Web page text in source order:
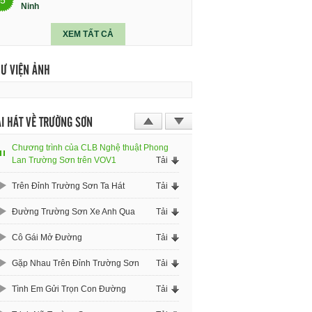
Ninh
XEM TẤT CẢ
VIỆN ẢNH
HÁT VỀ TRƯỜNG SƠN
Chương trình của CLB Nghệ thuật Phong
Lan Trường Sơn trên VOV1
Tải
Trên Đỉnh Trường Sơn Ta Hát Tải
Đường Trường Sơn Xe Anh Qua Tải
Cô Gái Mở Đường Tải
Gặp Nhau Trên Đỉnh Trường Sơn Tải
Tình Em Gửi Trọn Con Đường Tải